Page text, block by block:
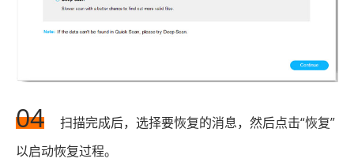
04
扫描完成后，选择要恢复的消息，然后点击“恢复”
以启动恢复过程。